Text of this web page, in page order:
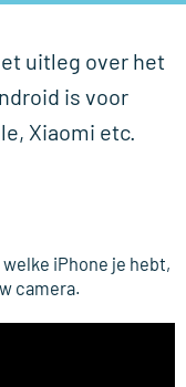
uitleg over het
is voor
Xiaomi etc.
iPhone je hebt,
camera.